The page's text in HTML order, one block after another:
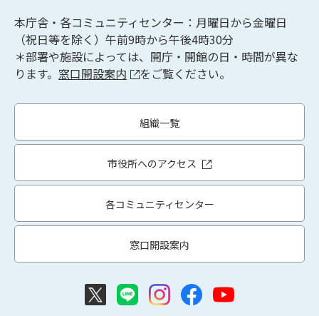
本庁舎・各コミュニティセンター：月曜日から金曜日
（祝日等を除く）午前9時から午後4時30分
＊部署や施設によっては、開庁・開館の日・時間が異な
ります。 窓口開設案内 をご覧ください。
組織一覧
市役所へのアクセス
各コミュニティセンター
窓口開設案内